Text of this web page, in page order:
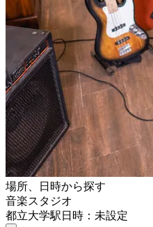
場所、日時から探す
音楽スタジオ
都立大学駅日時：未設定